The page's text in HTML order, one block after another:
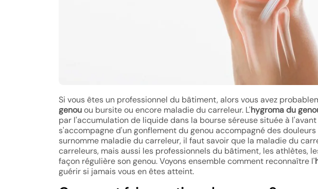
Si vous êtes un professionnel du bâtiment, alors vous avez
genouou bursite ou encore maladie du carreleur. L'hygroma du
par l'accumulation de liquide dans la bourse séreuse située à
s'accompagne d'un gonflement du genou accompagné des
surnomme maladie du carreleur, il faut savoir que la maladie du
carreleurs, mais aussi les professionnels du bâtiment, les athlètes,
façon régulière son genou. Voyons ensemble comment reconnaître l'
guérir si jamais vous en êtes atteint.